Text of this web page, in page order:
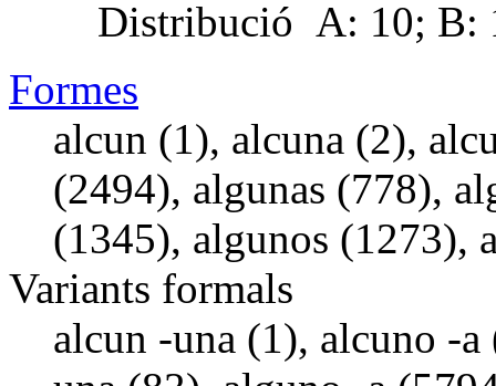
Distribució A: 10; B:
Formes
alcun (1), alcuna (2),
(2494), algunas (778),
(1345), algunos (1273),
Variants formals
alcun -una (1), alcuno -